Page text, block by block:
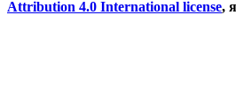
Attribution 4.0 International license,